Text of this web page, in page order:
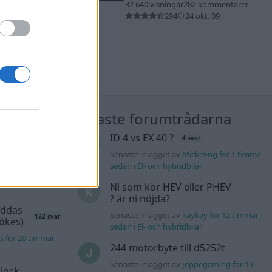
32 640 visningar282 kommentarer
294
24 okt. 09
v6
122 svar
för 20 timmar
Nyaste forumtrådarna
ID 4 vs EX 40 ? 4 svar
Senaste inlägget av MickeEng för 1 timme
sedan i El- och hybridbilar
Ni som kör HEV eller PHEV
? är ni nöjda?
Senaste inlägget av kaykay för 12 timmar
sedan i El- och hybridbilar
244 motorbyte till d5252t
Senaste inlägget av Jeppegaming för 19